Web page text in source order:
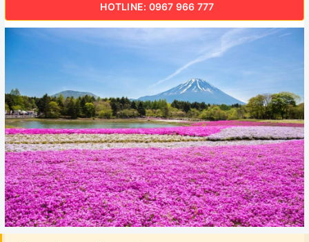
HOTLINE: 0967 966 777